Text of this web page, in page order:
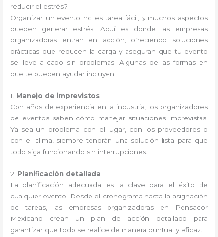
reducir el estrés?
Organizar un evento no es tarea fácil, y muchos aspectos
pueden generar estrés. Aquí es donde las empresas
organizadoras entran en acción, ofreciendo soluciones
prácticas que reducen la carga y aseguran que tu evento
se lleve a cabo sin problemas. Algunas de las formas en
que te pueden ayudar incluyen:
1. Manejo de imprevistos
Con años de experiencia en la industria, los organizadores
de eventos saben cómo manejar situaciones imprevistas.
Ya sea un problema con el lugar, con los proveedores o
con el clima, siempre tendrán una solución lista para que
todo siga funcionando sin interrupciones.
2. Planificación detallada
La planificación adecuada es la clave para el éxito de
cualquier evento. Desde el cronograma hasta la asignación
de tareas, las empresas organizadoras en Pensador
Mexicano crean un plan de acción detallado para
garantizar que todo se realice de manera puntual y eficaz.